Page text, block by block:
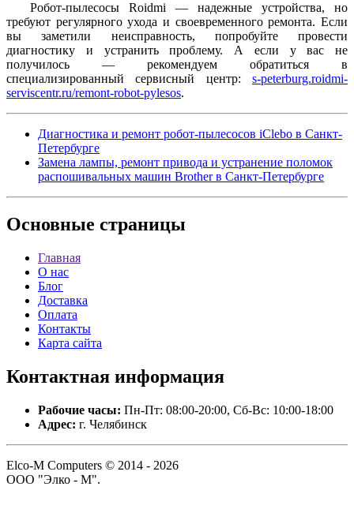
Робот-пылесосы Roidmi — надежные устройства, но
требуют регулярного ухода и своевременного ремонта. Если
вы заметили неисправность, попробуйте провести
диагностику и устранить проблему. А если у вас не
получилось — рекомендуем обратиться в
специализированный сервисный центр: s-peterburg.roidmi-
serviscentr.ru/remont-robot-pylesos.
Диагностика и ремонт робот-пылесосов iClebo в Санкт-
Петербурге
Замена лампы, ремонт привода и устранение поломок
распошивальных машин Brother в Санкт-Петербурге
Основные страницы
Главная
О нас
Блог
Доставка
Оплата
Контакты
Карта сайта
Контактная информация
Рабочие часы: Пн-Пт: 08:00-20:00, Сб-Вс: 10:00-18:00
Адрес: г. Челябинск
Elco-M Computers © 2014 - 2026
ООО "Элко - М".